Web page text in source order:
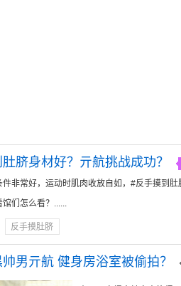
脐身材好？亓航挑战成功？
件非常好，运动时肌肉收放自如，#反手摸到
馆们怎么看？......
反手摸肚脐
男亓航 健身房浴室被偷拍？